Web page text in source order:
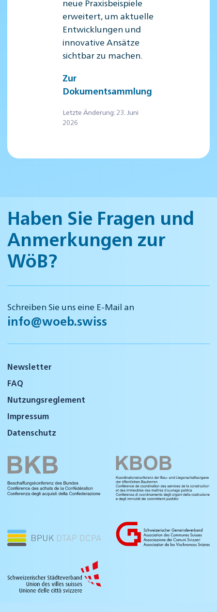
neue Praxisbeispiele
erweitert, um aktuelle
Entwicklungen und
innovative Ansätze
sichtbar zu machen.
Zur
Dokumentsammlung
Letzte Änderung: 23. Juni
2026
Haben Sie Fragen und
Anmerkungen zur
WöB?
Schreiben Sie uns eine E-Mail an
info@woeb.swiss
Newsletter
FAQ
Nutzungsreglement
Impressum
Datenschutz